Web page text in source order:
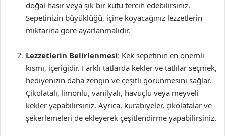
doğal hasır veya şık bir kutu tercih edebilirsiniz.
Sepetinizin büyüklüğü, içine koyacağınız lezzetlerin
miktarına göre ayarlanmalıdır.
Lezzetlerin Belirlenmesi: Kek sepetinin en önemli
kısmı, içeriğidir. Farklı tatlarda kekler ve tatlılar seçmek,
hediyenizin daha zengin ve çeşitli görünmesini sağlar.
Çikolatalı, limonlu, vanilyalı, havuçlu veya meyveli
kekler yapabilirsiniz. Ayrıca, kurabiyeler, çikolatalar ve
şekerlemeleri de ekleyerek çeşitlendirme yapabilirsiniz.